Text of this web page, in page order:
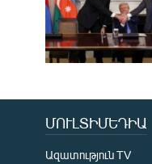
ՄՈՒԼՏԻՄԵԴԻԱ
Ազատություն TV